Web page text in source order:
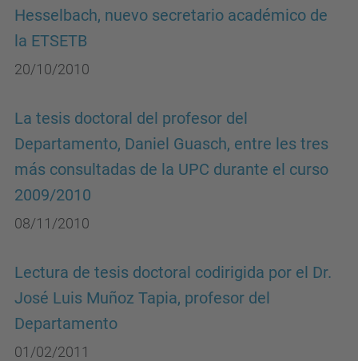
Hesselbach, nuevo secretario académico de
la ETSETB
20/10/2010
La tesis doctoral del profesor del
Departamento, Daniel Guasch, entre les tres
más consultadas de la UPC durante el curso
2009/2010
08/11/2010
Lectura de tesis doctoral codirigida por el Dr.
José Luis Muñoz Tapia, profesor del
Departamento
01/02/2011